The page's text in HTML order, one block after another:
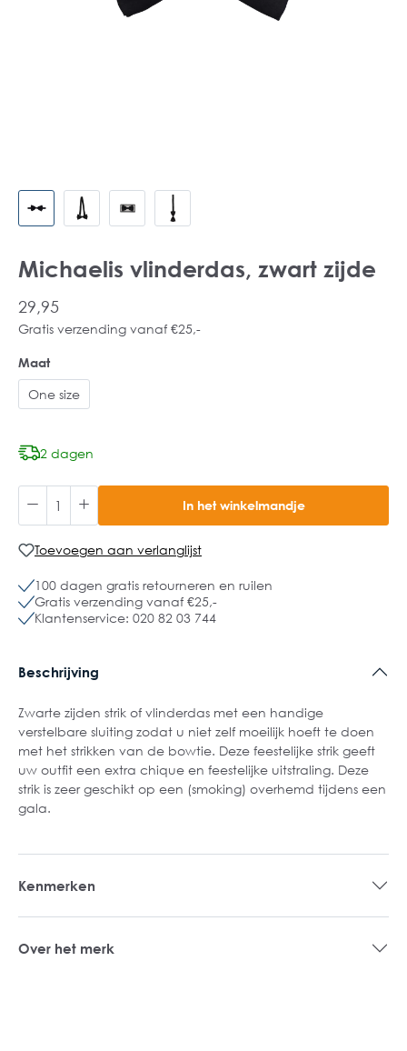
Michaelis vlinderdas, zwart zijde
29,95
Gratis verzending vanaf €25,-
Maat
One size
2 dagen
In het winkelmandje
Toevoegen aan verlanglijst
100 dagen gratis retourneren en ruilen
Gratis verzending vanaf €25,-
Klantenservice: 020 82 03 744
Beschrijving
Zwarte zijden strik of vlinderdas met een handige
verstelbare sluiting zodat u niet zelf moeilijk hoeft te doen
met het strikken van de bowtie. Deze feestelijke strik geeft
uw outfit een extra chique en feestelijke uitstraling. Deze
strik is zeer geschikt op een (smoking) overhemd tijdens een
gala.
Kenmerken
Over het merk